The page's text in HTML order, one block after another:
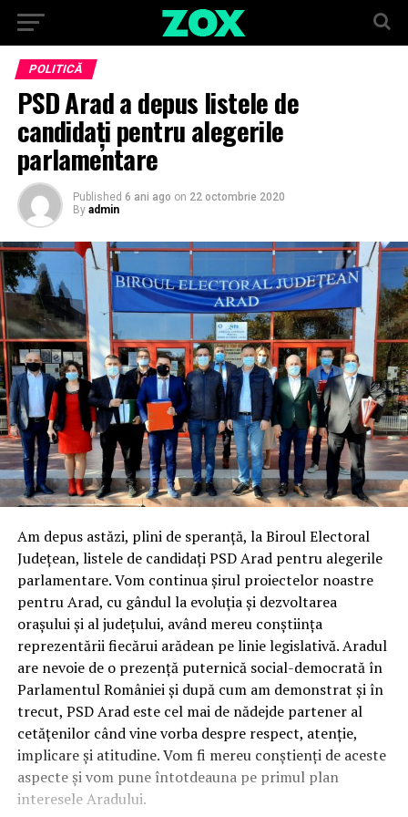
POLITICĂ
PSD Arad a depus listele de
candidați pentru alegerile
parlamentare
Published 6 ani ago on 22 octombrie 2020
By admin
Am depus astăzi, plini de speranță, la Biroul Electoral
Județean, listele de candidați PSD Arad pentru alegerile
parlamentare. Vom continua șirul proiectelor noastre
pentru Arad, cu gândul la evoluția și dezvoltarea
orașului și al județului, având mereu conștiința
reprezentării fiecărui arădean pe linie legislativă. Aradul
are nevoie de o prezență puternică social-democrată în
Parlamentul României și după cum am demonstrat și în
trecut, PSD Arad este cel mai de nădejde partener al
cetățenilor când vine vorba despre respect, atenție,
implicare și atitudine. Vom fi mereu conștienți de aceste
aspecte și vom pune întotdeauna pe primul plan
interesele Aradului.